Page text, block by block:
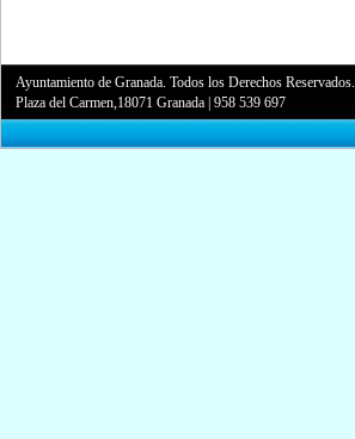
Ayuntamiento de Granada. Todos los Derechos Reservados.
Plaza del Carmen,18071 Granada |958 539 697